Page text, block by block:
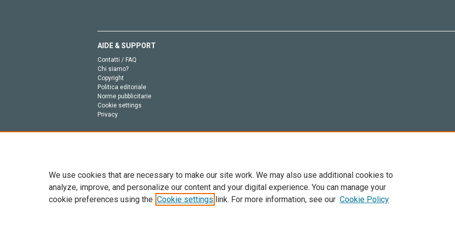
AIDE & SUPPORT
Contatti / FAQ
Chi siamo?
Copyright
Politica editoriale
Norme pubblicitarie
Cookie settings
Privacy
Tutto il contenuto di questo sito: Copyright © 2026 Elsevier, i suoi licenziatari e contributori. Tutti i diritti sono riservati. Inclusi diritti
dell’intelligenza artificiale, e tecnologie simili. Per tutto il contenuto ‘open access’ sono applicati i termini della licenza Creative
We use cookies that are necessary to make our site work. We may also use additional cookies to
analyze, improve, and personalize our content and your digital experience. You can manage your
cookie preferences using the Cookie settings link. For more information, see our Cookie Policy